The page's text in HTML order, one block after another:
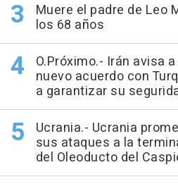
Muere el padre de Leo
los 68 años
O.Próximo.- Irán avisa
nuevo acuerdo con
a garantizar su
Ucrania.- Ucrania
sus ataques a la
del Oleoducto del